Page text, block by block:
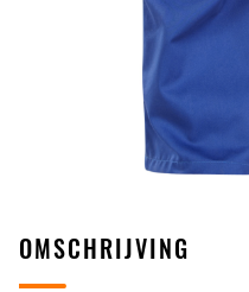
OMSCHRIJVING